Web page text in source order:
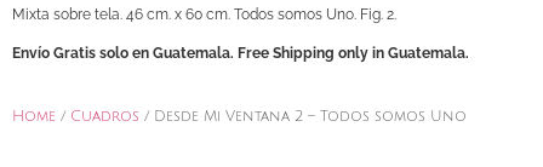
Mixta sobre tela. 46 cm. x 60 cm. Todos somos Uno. Fig. 2.
Envío Gratis solo en Guatemala. Free Shipping only in Guatemala.
Home / Cuadros / Desde Mi Ventana 2 – Todos somos Uno